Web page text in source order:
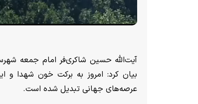
بیان کرد: امروز به برکت خون شهدا و
عرصه‌های جهانی تبدیل شده است.